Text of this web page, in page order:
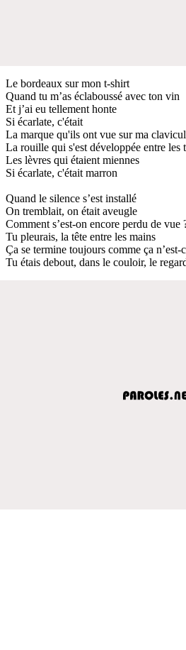
Le bordeaux sur mon t-shirt
Quand tu m’as éclaboussé avec ton vin
Et j’ai eu tellement honte
Si écarlate, c'était
La marque qu'ils ont vue sur ma
La rouille qui s'est développée entre les
Les lèvres qui étaient miennes
Si écarlate, c'était marron
Quand le silence s’est installé
On tremblait, on était aveugle
Comment s’est-on encore perdu de vue
Tu pleurais, la tête entre les mains
Ça se termine toujours comme ça n’est-
Tu étais debout, dans le couloir, le